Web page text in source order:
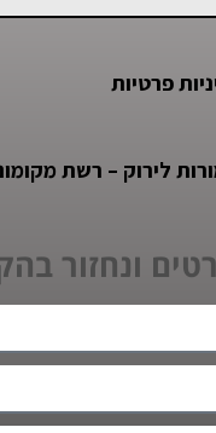
פרטיות
לירוק – רשת
ונחזור